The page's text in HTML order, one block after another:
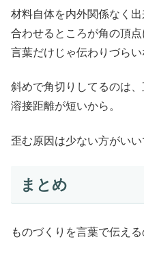
材料自体を内外関係なく
合わせるところが角の頂
言葉だけじゃ伝わりづら
斜めで角切りしてるのは
溶接距離が短いから。
歪む原因は少ない方がいい
まとめ
ものづくりを言葉で伝え